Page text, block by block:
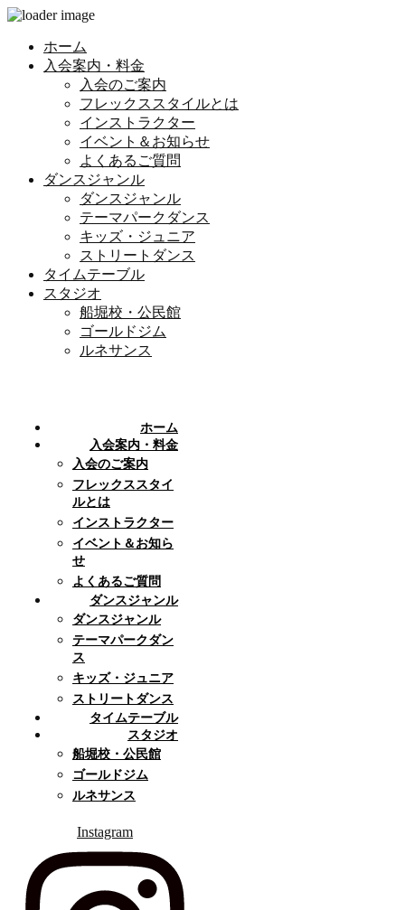
ホーム
入会案内・料金
入会のご案内
フレックススタイルとは
インストラクター
イベント＆お知らせ
よくあるご質問
ダンスジャンル
ダンスジャンル
テーマパークダンス
キッズ・ジュニア
ストリートダンス
タイムテーブル
スタジオ
船堀校・公民館
ゴールドジム
ルネサンス
ホーム
入会案内・料金
入会のご案内
フレックススタイ
ルとは
インストラクター
イベント＆お知ら
せ
よくあるご質問
ダンスジャンル
ダンスジャンル
テーマパークダン
ス
キッズ・ジュニア
ストリートダンス
タイムテーブル
スタジオ
船堀校・公民館
ゴールドジム
ルネサンス
Instagram